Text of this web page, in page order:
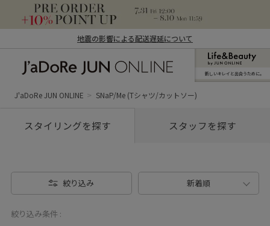
地震の影響による配送遅延について
ン オンライン）
新しいキレイと出合うために。
J'aDoRe JUN ONLINE SNaP/Me (Tシャツ/カットソー)
スタイリングを探す スタッフを探す
絞り込み 新着順
絞り込み条件 :